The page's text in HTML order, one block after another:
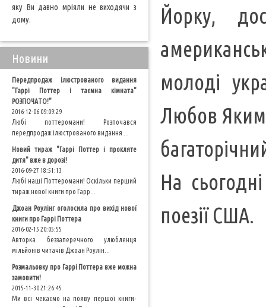
Йорку,
молоді
Любов
На
поезії США.
яку Ви давно мріяли не виходячи з
дому.
Новини
Передпродаж ілюстрованого видання
"Гаррі Поттер і таємна кімната"
РОЗПОЧАТО!"
2016-12-06 09:09:29
Любі поттеромани! Розпочався
передпродаж ілюстрованого видання ...
Новий тираж "Гаррі Поттер і прокляте
дитя" вже в дорозі!
2016-09-27 18:51:13
Любі наші Поттеромани! Оскільки перший
тираж нової книги про Гарр...
Джоан Роулінг оголосила про вихід нової
книги про Гаррі Поттера
2016-02-15 20:05:55
Авторка беззаперечного улюбленця
мільйонів читачів Джоан Роулін...
Розмальовку про Гаррі Поттера вже можна
замовити!
2015-11-30 21:26:45
Ми всі чекаємо на появу першої книги-